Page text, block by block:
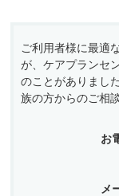
ご利用者様に最適
が、ケアプランセ
のことがありまし
族の方からのご相
お
メ